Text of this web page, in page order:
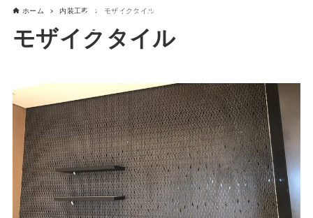
ホーム 内装工事 モザイクタイル
モザイクタイル